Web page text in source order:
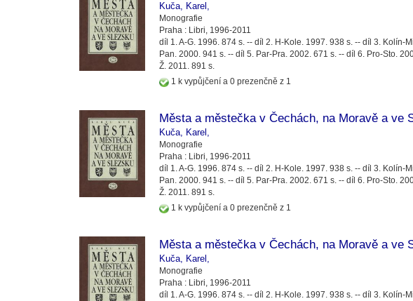
Kuča, Karel,
Monografie
Praha : Libri, 1996-2011
díl 1. A-G. 1996. 874 s. -- díl 2. H-Kole. 1997. 938 s. -- díl 3. Kolín-
Pan. 2000. 941 s. -- díl 5. Par-Pra. 2002. 671 s. -- díl 6. Pro-Sto.
Ž. 2011. 891 s.
1 k vypůjčení a 0 prezenčně z 1
Města a městečka v Čechách, na Moravě a ve
Kuča, Karel,
Monografie
Praha : Libri, 1996-2011
díl 1. A-G. 1996. 874 s. -- díl 2. H-Kole. 1997. 938 s. -- díl 3. Kolín-
Pan. 2000. 941 s. -- díl 5. Par-Pra. 2002. 671 s. -- díl 6. Pro-Sto.
Ž. 2011. 891 s.
1 k vypůjčení a 0 prezenčně z 1
Města a městečka v Čechách, na Moravě a ve
Kuča, Karel,
Monografie
Praha : Libri, 1996-2011
díl 1. A-G. 1996. 874 s. -- díl 2. H-Kole. 1997. 938 s. -- díl 3. Kolín-